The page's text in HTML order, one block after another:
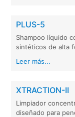
PLUS-5
Shampoo líquido
sintéticos de alta
Leer más...
XTRACTION-II
Limpiador
diseñado para